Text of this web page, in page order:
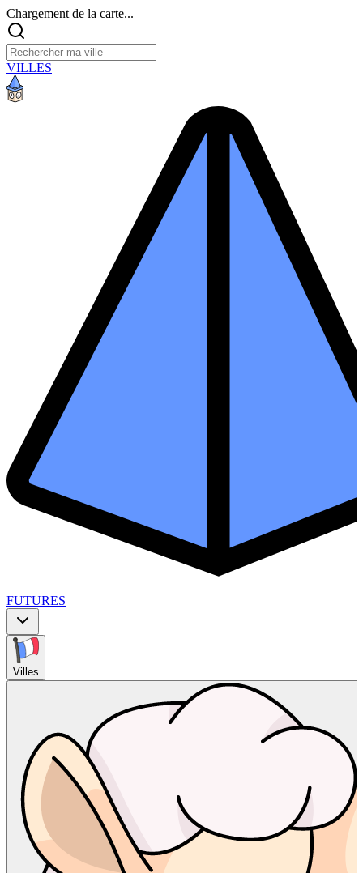
Chargement de la carte...
VILLES
FUTURES
Villes